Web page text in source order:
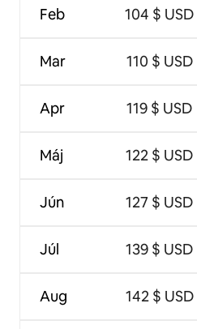
Feb
Mar
Apr
Máj
Jún
Júl
Aug
104 $ USD
110 $ USD
119 $ USD
122 $ USD
127 $ USD
139 $ USD
142 $ USD